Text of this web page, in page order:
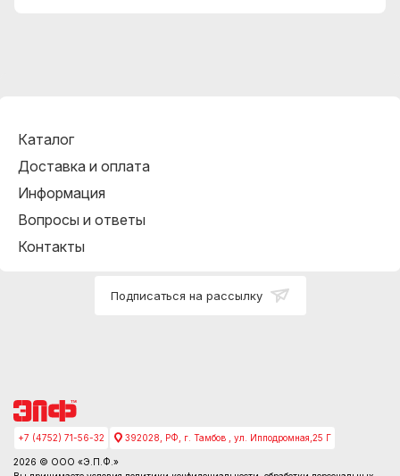
Каталог
Доставка и оплата
Информация
Вопросы и ответы
Контакты
Подписаться на рассылку
+7 (4752) 71-56-32 392028, РФ, г. Тамбов , ул. Ипподромная,25 Г
2026 © ООО «Э.П.Ф.»